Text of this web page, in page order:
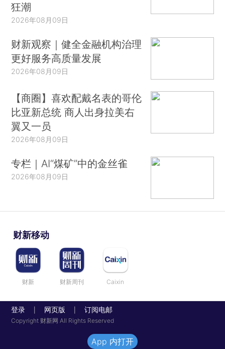
狂潮
2026年08月09日
财新观察｜健全金融机构治理
更好服务高质量发展
2026年08月09日
【商圈】喜欢配戴名表的哥伦
比亚新总统 商人出身拉美右
翼又一员
2026年08月09日
专栏｜AI“煤矿”中的金丝雀
2026年08月09日
财新移动
财新 财新周刊 Caixin
登录 网页版 订阅电邮
Copyright 财新网 All Rights Reserved
App 内打开